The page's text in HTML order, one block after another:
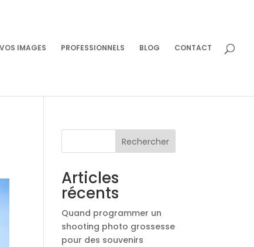
VOS IMAGES PROFESSIONNELS BLOG CONTACT
Rechercher
Articles
récents
Quand programmer un
shooting photo grossesse
pour des souvenirs